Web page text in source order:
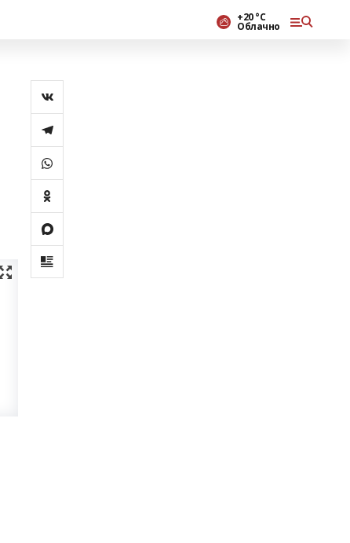
+20 °С
Облачно